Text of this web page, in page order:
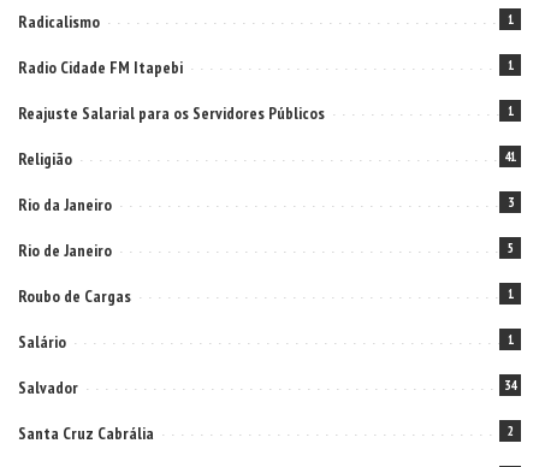
Radicalismo 1
Radio Cidade FM Itapebi 1
Reajuste Salarial para os Servidores Públicos 1
Religião 41
Rio da Janeiro 3
Rio de Janeiro 5
Roubo de Cargas 1
Salário 1
Salvador 34
Santa Cruz Cabrália 2